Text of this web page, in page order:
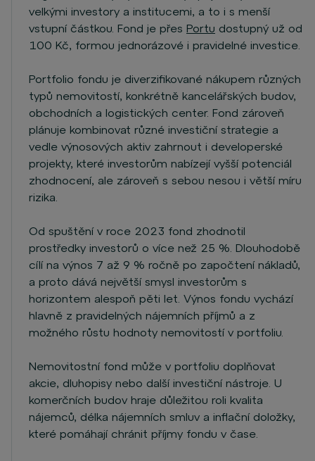
velkými investory a institucemi, a to i s menší
vstupní částkou. Fond je přes Portu dostupný už od
100 Kč, formou jednorázové i pravidelné investice.
Portfolio fondu je diverzifikované nákupem různých
typů nemovitostí, konkrétně kancelářských budov,
obchodních a logistických center. Fond zároveň
plánuje kombinovat různé investiční strategie a
vedle výnosových aktiv zahrnout i developerské
projekty, které investorům nabízejí vyšší potenciál
zhodnocení, ale zároveň s sebou nesou i větší míru
rizika.
Od spuštění v roce 2023 fond zhodnotil
prostředky investorů o více než 25 %. Dlouhodobě
cílí na výnos 7 až 9 % ročně po započtení nákladů,
a proto dává největší smysl investorům s
horizontem alespoň pěti let. Výnos fondu vychází
hlavně z pravidelných nájemních příjmů a z
možného růstu hodnoty nemovitostí v portfoliu.
Nemovitostní fond může v portfoliu doplňovat
akcie, dluhopisy nebo další investiční nástroje. U
komerčních budov hraje důležitou roli kvalita
nájemců, délka nájemních smluv a inflační doložky,
které pomáhají chránit příjmy fondu v čase.